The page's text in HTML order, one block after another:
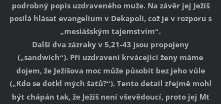
podrobný popis uzdraveného muže. Na závěr jej Ježíš
posílá hlásat evangelium v Dekapoli, což je v rozporu s
„mesiášským tajemstvím“.
Další dva zázraky v 5,21-43 jsou propojeny
(„sandwich“). Při uzdravení krvácející ženy máme
dojem, že Ježíšova moc může působit bez jeho vůle
(„Kdo se dotkl mých šatů?“). Tento detail zřejmě mohl
být chápán tak, že Ježíš není vševědoucí, proto jej Mt